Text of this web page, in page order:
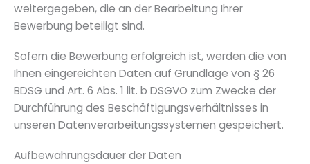
weitergegeben, die an der Bearbeitung Ihrer
Bewerbung beteiligt sind.
Sofern die Bewerbung erfolgreich ist, werden die von
Ihnen eingereichten Daten auf Grundlage von § 26
BDSG und Art. 6 Abs. 1 lit. b DSGVO zum Zwecke der
Durchführung des Beschäftigungsverhältnisses in
unseren Datenverarbeitungssystemen gespeichert.
Aufbewahrungsdauer der Daten